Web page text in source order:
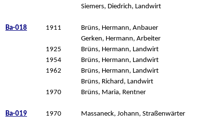
Siemers, Diedrich, Landwirt
Ba-018 1911
Brüns, Hermann, Anbauer
Gerken, Hermann, Arbeiter
1925
Brüns, Hermann, Landwirt
1954
Brüns, Hermann, Landwirt
1962
Brüns, Hermann, Landwirt
Brüns, Richard, Landwirt
1970
Brüns, Maria, Rentner
Ba-019 1970 Massaneck, Johann, Straßenwärter